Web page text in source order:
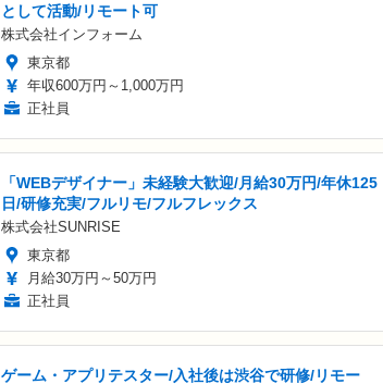
として活動/リモート可
株式会社インフォーム
東京都
年収600万円～1,000万円
正社員
「WEBデザイナー」未経験大歓迎/月給30万円/年休125
日/研修充実/フルリモ/フルフレックス
株式会社SUNRISE
東京都
月給30万円～50万円
正社員
ゲーム・アプリテスター/入社後は渋谷で研修/リモー